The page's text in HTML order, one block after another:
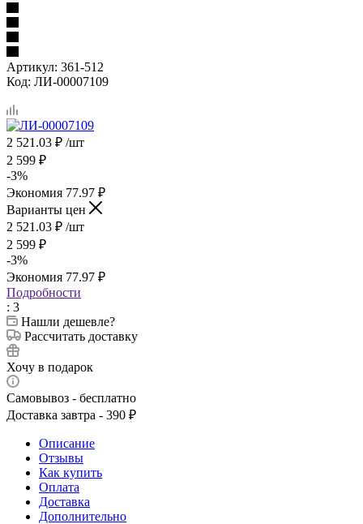
Артикул: 361-512
Код: ЛИ-00007109
2 521.03 ₽ /шт
2 599 ₽
-3%
Экономия 77.97 ₽
Варианты цен
2 521.03 ₽ /шт
2 599 ₽
-3%
Экономия 77.97 ₽
Подробности
: 3
Нашли дешевле?
Рассчитать доставку
Хочу в подарок
Самовывоз - бесплатно
Доставка завтра - 390 ₽
Описание
Отзывы
Как купить
Оплата
Доставка
Дополнительно